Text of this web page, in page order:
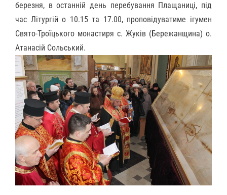
березня, в останній день перебування Плащаниці, під
час Літургій о 10.15 та 17.00, проповідуватиме ігумен
Свято-Троїцького монастиря с. Жуків (Бережанщина) о.
Атанасій Сольський.